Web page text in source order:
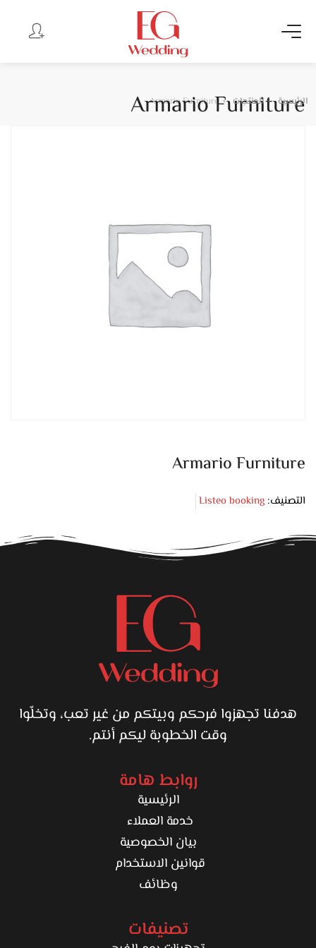
Armario Furniture
الرئيسية المنتجات Armario Furniture
Armario Furniture
التصنيف: Listeo booking
هدفنا تجهزوا فرحكم وبيتكم من غير تعب، وتخلّوا
وقت الخطوبة ليكم أنتم.
روابط هامة
الرئيسية
خدمة العملاء
بيان الخصوصية
قوانين الاستخدام
وظائف
تصنيفات